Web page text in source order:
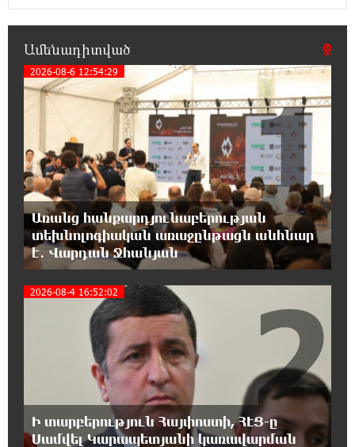
19:16:13 8-08-2026
Հետվճարի փոխարեն՝ արժանապատիվ և
ֆիքսված թոշակ․ ինչու է գործող
համակարգը սոցիալական անարդարության խնդիր
ստեղծում. Հրայր Կամենդատյան
18:59:05 8-08-2026
Երևանի Կենտրոնում փոշու
պարունակությունը գրեթե ամբողջ շաբաթ
գերազանցել է թույլատրելի սահմանը
Իրանը պատրաստ է բացել Հորմուզի
նեղուցը, եթե ԱՄՆ-ն ընդունի
հանրապետության պայմանները
18:21:30 8-08-2026
Երևանում անցկացվել է հաշմանդամություն
ունեցող անձանց միջազգային մարզական
փառատոն
Ամենադիտված
2026-08-6 12:54:29
Առանց հանքարդյունաբերության
տեխնոլոգիական առաջընթացն անհնար
է․ Վարդան Ջհանյան
1
2026-08-4 16:52:02
Ի տարբերություն Հայփոստի, ՀԷՑ-ը
Սամվել Կարապետյանի կառավարման
2